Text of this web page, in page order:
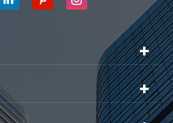
مقياس